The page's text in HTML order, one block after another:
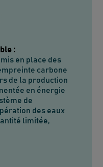
:
en place des
carbone
de la production
en énergie
de
des eaux
limitée,